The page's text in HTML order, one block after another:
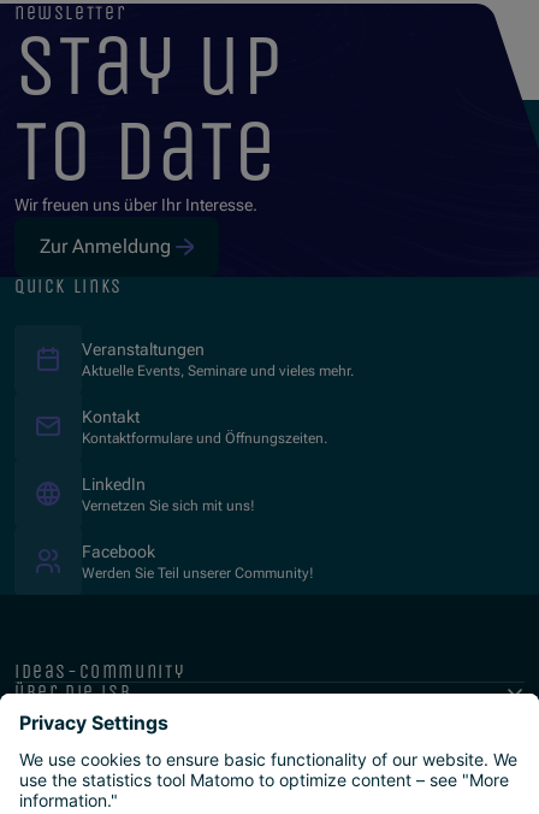
newsletter
stay up
to date
Wir freuen uns über Ihr Interesse.
Zur Anmeldung
quick links
Veranstaltungen
Aktuelle Events, Seminare und vieles mehr.
Kontakt
Kontaktformulare und Öffnungszeiten.
LinkedIn
Vernetzen Sie sich mit uns!
Facebook(Opens in new window)
Werden Sie Teil unserer Community!
ideas-community
über die isb
public-private
programme
newsletter
presse